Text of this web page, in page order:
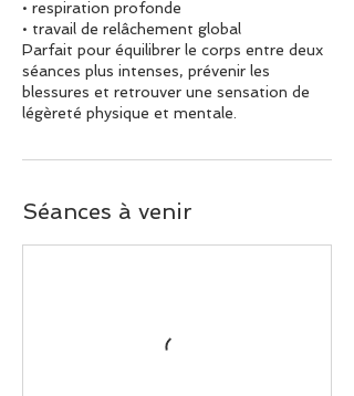
• respiration profonde
• travail de relâchement global
Parfait pour équilibrer le corps entre deux
séances plus intenses, prévenir les
blessures et retrouver une sensation de
légèreté physique et mentale.
Séances à venir